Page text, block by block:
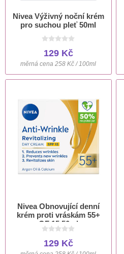
Nivea Výživný noční krém
pro suchou pleť 50ml
129 Kč
měrná cena 258 Kč / 100ml
Nivea Obnovující denní
krém proti vráskám 55+
OF 15 50ml
129 Kč